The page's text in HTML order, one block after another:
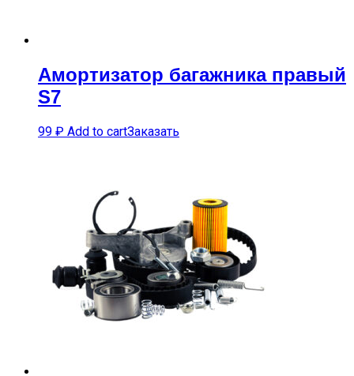
Амортизатор багажника правый
S7
99 ₽ Add to cartЗаказать